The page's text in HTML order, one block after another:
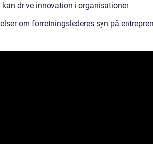
drive innovation i organisationer
om forretningslederes syn på